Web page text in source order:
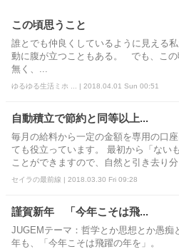
この頃思うこと
誰とでも仲良くしているように見える
動に腹が立つこともある。 でも、こ
無く、...
ゆるゆる生活ミホ ... | 2018.04.01 Sun 00:51
自動積立で節約と同等以上...
毎月の給料から一定の金額を専用の口
ても役立っています。 最初から「ない
ことができますので、自然と引き去り分
セイラの最前線 | 2018.03.30 Fri 09:28
謹賀新年 「今年こそは飛...
JUGEMテーマ：哲学とか思想とか愚
年も、「今年こそは飛躍の年を」。